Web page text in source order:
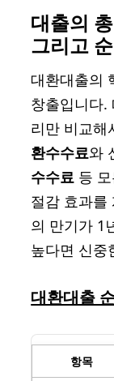
대출의
그리고
대환대출의
창출입니다.
리만 비교해
환수수료와
수수료 등
절감 효과를
의 만기가 1
높다면 신중
대환대출